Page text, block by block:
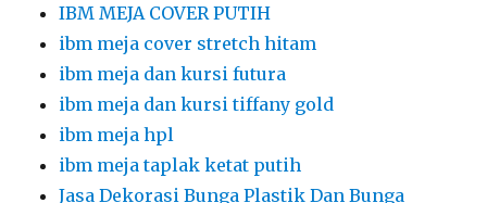
IBM MEJA COVER PUTIH
ibm meja cover stretch hitam
ibm meja dan kursi futura
ibm meja dan kursi tiffany gold
ibm meja hpl
ibm meja taplak ketat putih
Jasa Dekorasi Bunga Plastik Dan Bunga